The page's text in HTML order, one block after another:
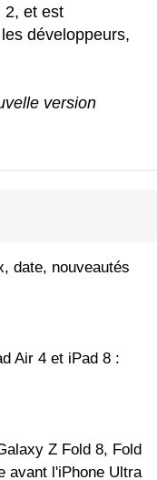
2, et est
développeurs,
version
date, nouveautés
Air 4 et iPad 8 :
Z Fold 8, Fold
avant l'iPhone Ultra